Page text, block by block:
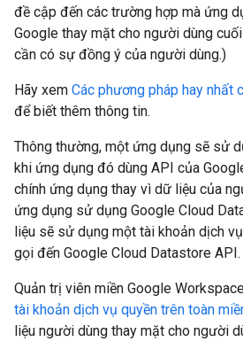
đề cập đến các trường hợp mà ứng
Google thay mặt cho người dùng
cần có sự đồng ý của người dùng.)
Hãy xem Các phương pháp hay nhất
để biết thêm thông tin.
Thông thường, một ứng dụng sẽ sử
khi ứng dụng đó dùng API của
chính ứng dụng thay vì dữ liệu của
ứng dụng sử dụng Google Cloud
liệu sẽ sử dụng một tài khoản dịch
gọi đến Google Cloud Datastore API.
Quản trị viên miền Google
tài khoản dịch vụ quyền trên toàn
liệu người dùng thay mặt cho người